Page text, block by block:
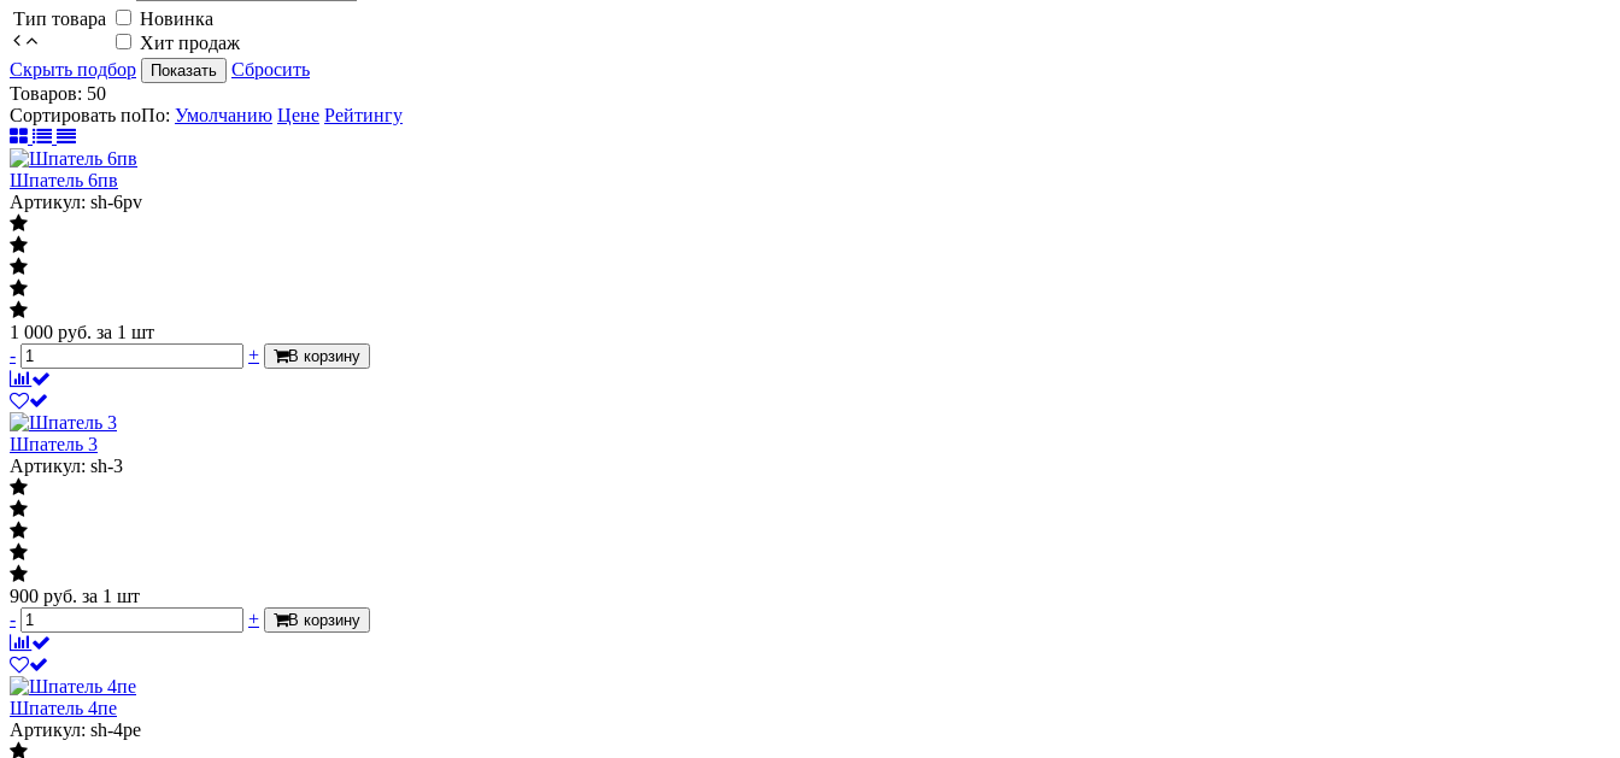
Тип товара
Новинка
Хит продаж
Скрыть подбор
Показать
Сбросить
Товаров: 50
Сортировать поПо: Умолчанию Цене Рейтингу
Шпатель 6пв
Артикул: sh-6pv
1 000 руб. за 1 шт
-
+ В корзину
Шпатель 3
Артикул: sh-3
900 руб. за 1 шт
-
+ В корзину
Шпатель 4пе
Артикул: sh-4pe